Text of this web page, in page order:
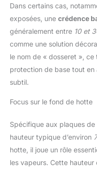
Dans certains cas,
exposées, une crédence
généralement entre 10 et
comme une solution
le nom de « dosseret »,
protection de base tout
subtil.
Focus sur le fond de hotte
Spécifique aux plaques de
hauteur typique d’environ
hotte, il joue un rôle
les vapeurs. Cette